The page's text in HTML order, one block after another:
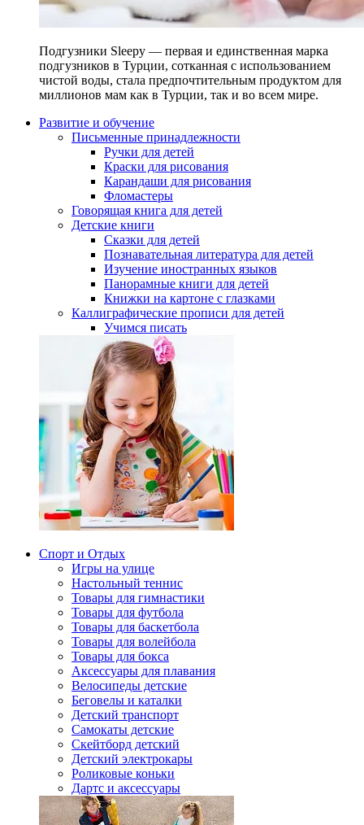
Подгузники Sleepy — первая и единственная марка
подгузников в Турции, сотканная с использованием
чистой воды, стала предпочтительным продуктом для
миллионов мам как в Турции, так и во всем мире.
Развитие и обучение
Письменные принадлежности
Ручки для детей
Краски для рисования
Карандаши для рисования
Фломастеры
Говорящая книга для детей
Детские книги
Сказки для детей
Познавательная литература для детей
Изучение иностранных языков
Панорамные книги для детей
Книжки на картоне с глазками
Каллиграфические прописи для детей
Учимся писать
Спорт и Отдых
Игры на улице
Настольный теннис
Товары для гимнастики
Товары для футбола
Товары для баскетбола
Товары для волейбола
Товары для бокса
Аксессуары для плавания
Велосипеды детские
Беговелы и каталки
Детский транспорт
Самокаты детские
Скейтборд детский
Детский электрокары
Роликовые коньки
Дартс и аксессуары